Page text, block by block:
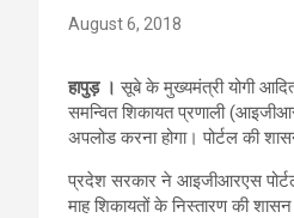
August 6, 2018
हापुड़ । सूबे के मुख्यमंत्री योगी
समन्वित शिकायत प्रणाली
अपलोड करना होगा। पोर्टल की
प्रदेश सरकार ने आइजीआरएस
माह शिकायतों के निस्तारण की